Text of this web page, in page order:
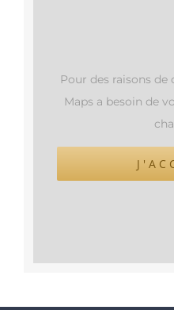
Pour des raisons
Maps a besoin de